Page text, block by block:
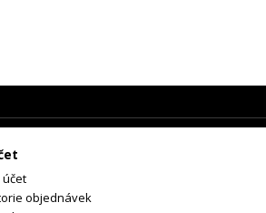
účet
objednávek